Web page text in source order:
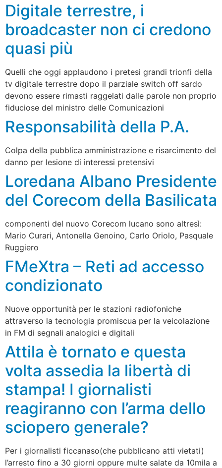
Digitale terrestre, i
broadcaster non ci credono
quasi più
Quelli che oggi applaudono i pretesi grandi trionfi della
tv digitale terrestre dopo il parziale switch off sardo
devono essere rimasti raggelati dalle parole non proprio
fiduciose del ministro delle Comunicazioni
Responsabilità della P.A.
Colpa della pubblica amministrazione e risarcimento del
danno per lesione di interessi pretensivi
Loredana Albano Presidente
del Corecom della Basilicata
componenti del nuovo Corecom lucano sono altresì:
Mario Curari, Antonella Genoino, Carlo Oriolo, Pasquale
Ruggiero
FMeXtra – Reti ad accesso
condizionato
Nuove opportunità per le stazioni radiofoniche
attraverso la tecnologia promiscua per la veicolazione
in FM di segnali analogici e digitali
Attila è tornato e questa
volta assedia la libertà di
stampa! I giornalisti
reagiranno con l’arma dello
sciopero generale?
Per i giornalisti ficcanaso(che pubblicano atti vietati)
l’arresto fino a 30 giorni oppure multe salate da 10mila a